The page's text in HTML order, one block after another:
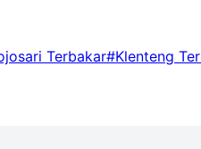
Terbakar#Klenteng